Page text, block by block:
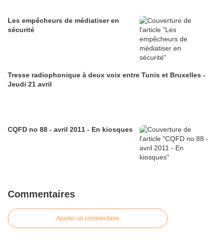
Les empêcheurs de médiatiser en
sécurité
Tresse radiophonique à deux voix entre Tunis et Bruxelles -
Jeudi 21 avril
CQFD no 88 - avril 2011 - En kiosques
Commentaires
Ajouter un commentaire